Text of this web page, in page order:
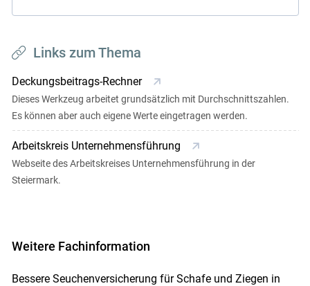
Links zum Thema
Deckungsbeitrags-Rechner
Dieses Werkzeug arbeitet grundsätzlich mit Durchschnittszahlen.
Es können aber auch eigene Werte eingetragen werden.
Arbeitskreis Unternehmensführung
Webseite des Arbeitskreises Unternehmensführung in der
Steiermark.
Weitere Fachinformation
Bessere Seuchenversicherung für Schafe und Ziegen in